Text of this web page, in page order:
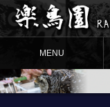
MENU